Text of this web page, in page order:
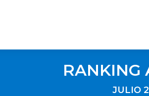
RANKING
JULIO